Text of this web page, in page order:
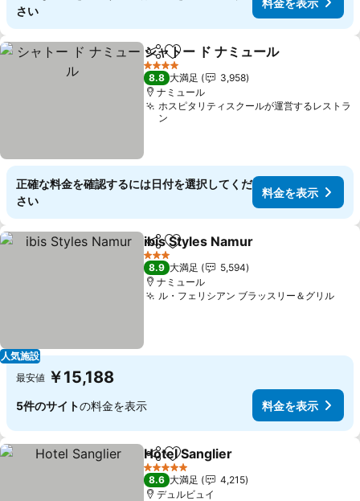
さい
シェアお気に入りに追加
シャトー ド ナミュール
4 ホテルのランク
8.8 大満足
3,958
ナミュール
ホスピタリティスクールが運営するレストラ
ン
正確な料金を確認するには日付を選択してくだ
さい
料金を表示
人気施設
シェアお気に入りに追加
ibis Styles Namur
3 ホテルのランク
8.9 大満足
5,594
ナミュール
ル・フェリシアン ブラッスリー＆グリル料
最安値 ￥15,188
5件のサイトの料金を表示 料金を表示
シェアお気に入りに追加
Hotel Sanglier
5 ホテルのランク
8.6 大満足
4,215
デュルビュイ